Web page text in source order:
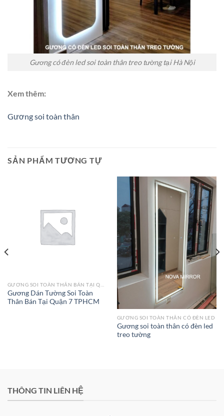
Gương có đèn led soi toàn thân treo tường tại Hà Nội
Xem thêm:
Gương soi toàn thân
SẢN PHẨM TƯƠNG TỰ
Gương Dán Tường Soi Toàn
Thân Bán Tại Quận 7 TPHCM
GƯƠNG SOI TOÀN THÂN CÓ ĐÈN LED
Gương soi toàn thân có đèn led
treo tường
THÔNG TIN LIÊN HỆ